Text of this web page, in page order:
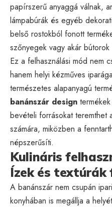
papírszerű anyaggá válnak,
lámpabúrák és egyéb
belső rostokból fonott
szőnyegek vagy akár bútorok
Ez a felhasználási mód nem
hanem helyi kézműves
természetes alapanyagú
banánszár design
bevételi forrásokat teremthet
számára, miközben a
népszerűsíti.
Kulináris
Ízek és textúrák
A banánszár nem csupán
konyhában is megállja a